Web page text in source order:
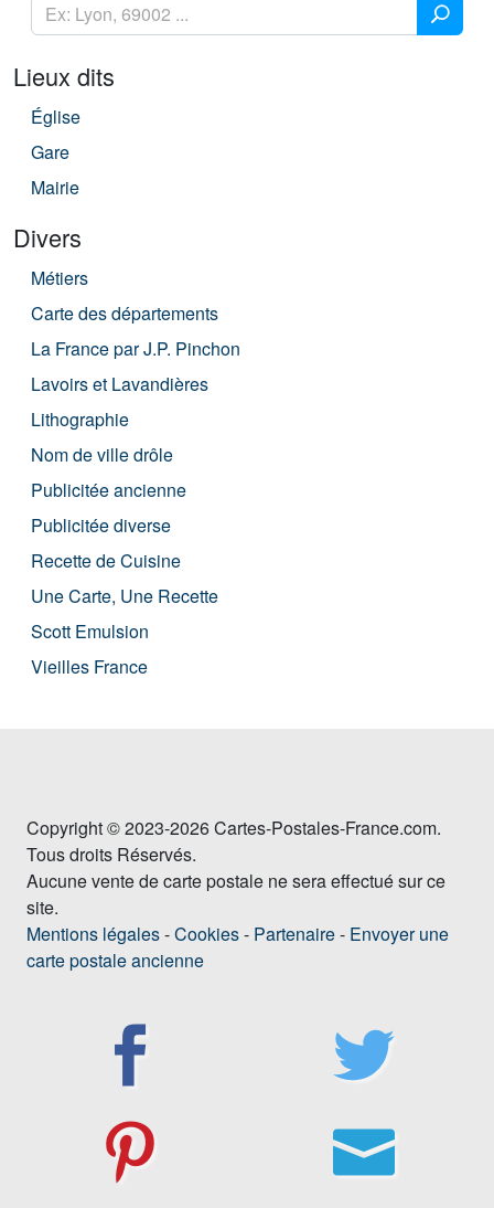
Lieux dits
Église
Gare
Mairie
Divers
Métiers
Carte des départements
La France par J.P. Pinchon
Lavoirs et Lavandières
Lithographie
Nom de ville drôle
Publicitée ancienne
Publicitée diverse
Recette de Cuisine
Une Carte, Une Recette
Scott Emulsion
Vieilles France
Copyright © 2023-2026 Cartes-Postales-France.com.
Tous droits Réservés.
Aucune vente de carte postale ne sera effectué sur ce
site.
Mentions légales-Cookies- Partenaire- Envoyer une
carte postale ancienne